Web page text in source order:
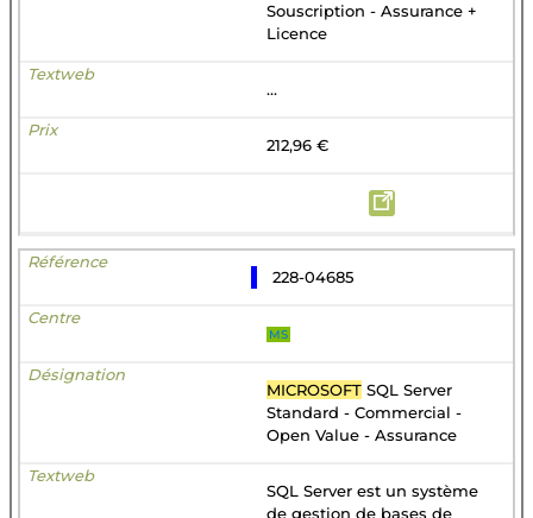
Souscription - Assurance +
Licence
...
212,96 €
228-04685
MS
MICROSOFT SQL Server
Standard - Commercial -
Open Value - Assurance
SQL Server est un système
de gestion de bases de